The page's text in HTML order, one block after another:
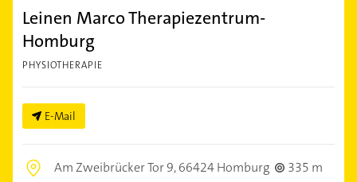
Leinen Marco Therapiezentrum-
Homburg
PHYSIOTHERAPIE
E-Mail
Am Zweibrücker Tor 9,66424 Homburg 335 m